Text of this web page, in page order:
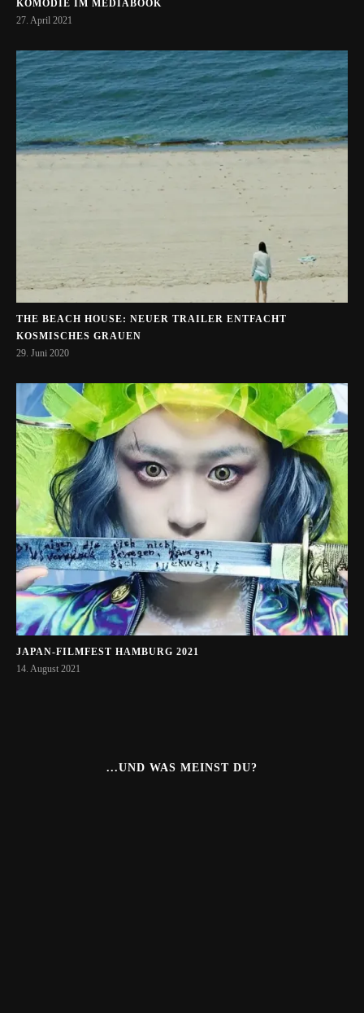
KOMÖDIE IM MEDIABOOK
27. April 2021
THE BEACH HOUSE: NEUER TRAILER ENTFACHT
KOSMISCHES GRAUEN
29. Juni 2020
JAPAN-FILMFEST HAMBURG 2021
14. August 2021
...UND WAS MEINST DU?